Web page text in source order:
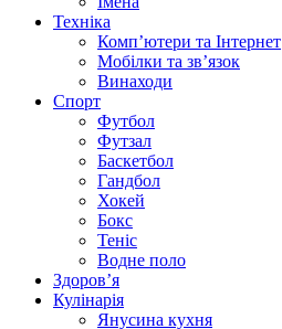
Техніка
Комп’ютери та Інтернет
Мобілки та зв’язок
Винаходи
Спорт
Футбол
Футзал
Баскетбол
Гандбол
Хокей
Бокс
Теніс
Водне поло
Здоров’я
Кулінарія
Янусина кухня